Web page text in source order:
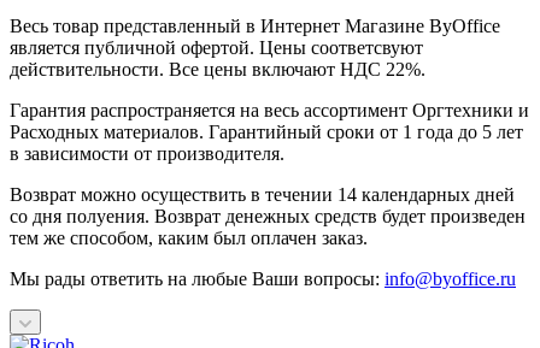
Весь товар представленный в Интернет Магазине ByOffice
является публичной офертой. Цены соответсвуют
действительности. Все цены включают НДС 22%.
Гарантия распространяется на весь ассортимент Оргтехники и
Расходных материалов. Гарантийный сроки от 1 года до 5 лет
в зависимости от производителя.
Возврат можно осуществить в течении 14 календарных дней
со дня полуения. Возврат денежных средств будет произведен
тем же способом, каким был оплачен заказ.
Мы рады ответить на любые Ваши вопросы: info@byoffice.ru